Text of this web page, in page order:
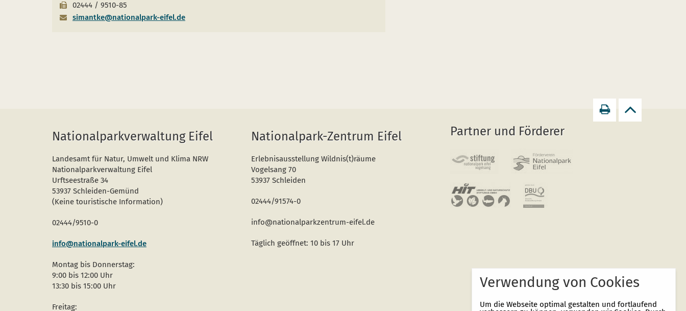
02444 / 9510-85
simantke@nationalpark-eifel.de
Nationalparkverwaltung Eifel
Landesamt für Natur, Umwelt und Klima NRW
Nationalparkverwaltung Eifel
Urftseestraße 34
53937 Schleiden-Gemünd
(Keine touristische Information)
02444/9510-0
info@nationalpark-eifel.de
Montag bis Donnerstag:
9:00 bis 12:00 Uhr
13:30 bis 15:00 Uhr
Freitag:
Nationalpark-Zentrum Eifel
Erlebnisausstellung Wildnis(t)räume
Vogelsang 70
53937 Schleiden
02444/91574-0
info@nationalparkzentrum-eifel.de
Täglich geöffnet: 10 bis 17 Uhr
Partner und Förderer
Verwendung von Cookies
Um die Webseite optimal gestalten und fortlaufend